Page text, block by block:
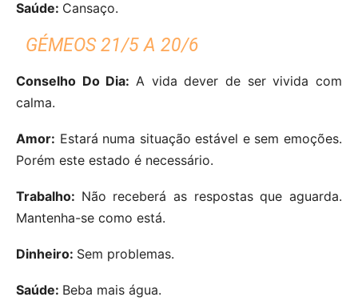
Saúde: Cansaço.
GÉMEOS 21/5 A 20/6
Conselho Do Dia: A vida dever de ser vivida com
calma.
Amor: Estará numa situação estável e sem emoções.
Porém este estado é necessário.
Trabalho: Não receberá as respostas que aguarda.
Mantenha-se como está.
Dinheiro: Sem problemas.
Saúde: Beba mais água.